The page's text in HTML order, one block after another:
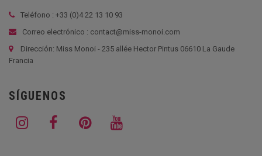
Teléfono : +33 (0)4 22 13 10 93
Correo electrónico : contact@miss-monoi.com
Dirección: Miss Monoi - 235 allée Hector Pintus 06610 La Gaude
Francia
SÍGUENOS